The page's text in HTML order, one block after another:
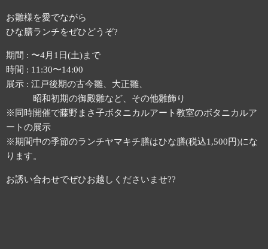
お雛様を愛でながら
ひな膳ランチをぜひどうぞ?
期間 : 〜4月1日(土)まで
時間 : 11:30〜14:00
展示 : 江戸後期の古今雛、大正雛、
昭和初期の御殿雛など、その他雛飾り
※同時開催で藤野まさ子ボタニカルアート教室のボタニカルア
ートの展示
※期間中の季節のランチヤマキチ膳はひな膳(税込1,500円)にな
ります。
お誘い合わせでぜひお越しくださいませ??